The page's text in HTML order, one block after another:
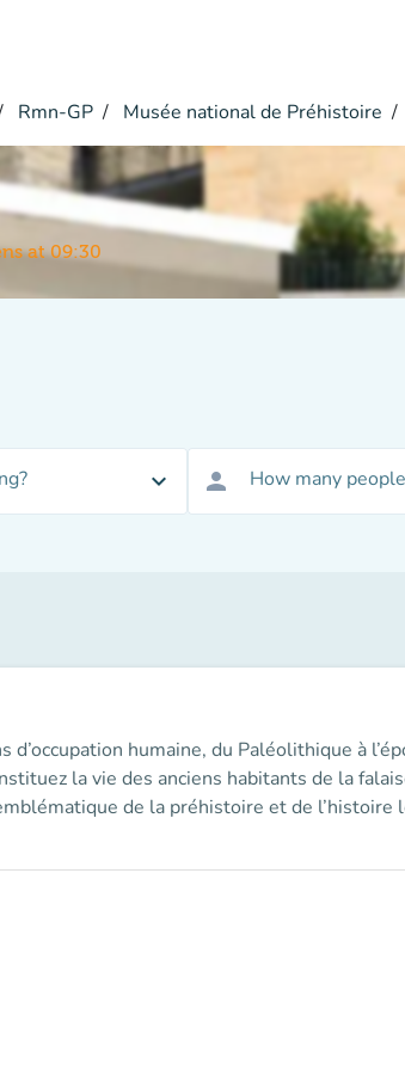
Rmn-GP Musée national de Préhistoire
at 09:30
expand_more person How many
humaine, du Paléolithique à
la vie des anciens habitants de la
de la préhistoire et de l’histoire